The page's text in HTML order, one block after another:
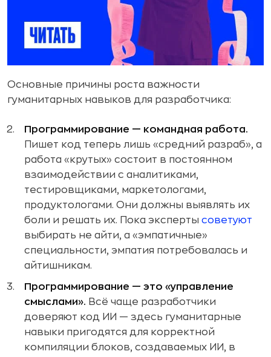
Основные причины роста важности
гуманитарных навыков для разработчика:
Программирование — командная работа.
Пишет код теперь лишь «средний разраб», а
работа «крутых» состоит в постоянном
взаимодействии с аналитиками,
тестировщиками, маркетологами,
продуктологами. Они должны выявлять их
боли и решать их. Пока эксперты советуют
выбирать не айти, а «эмпатичные»
специальности, эмпатия потребовалась и
айтишникам.
Программирование — это «управление
смыслами». Всё чаще разработчики
доверяют код ИИ — здесь гуманитарные
навыки пригодятся для корректной
компиляции блоков, создаваемых ИИ, в